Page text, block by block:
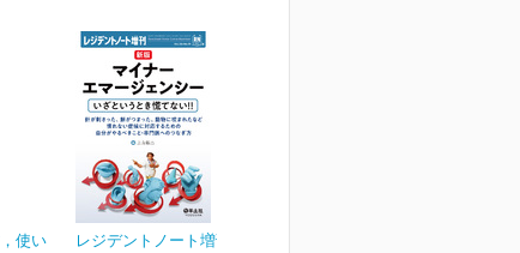
使い
レジデントノート増刊